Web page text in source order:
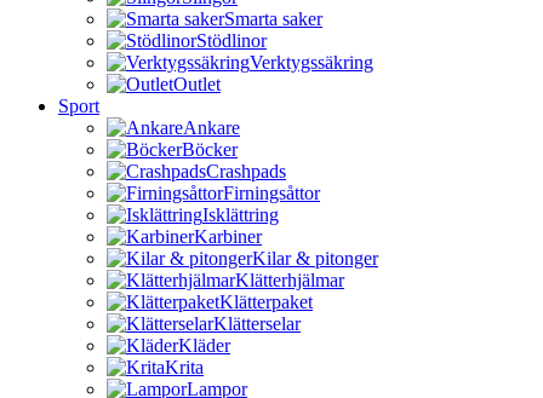
Smarta saker
Stödlinor
Verktygssäkring
Outlet
Sport
Ankare
Böcker
Crashpads
Firningsåttor
Isklättring
Karbiner
Kilar & pitonger
Klätterhjälmar
Klätterpaket
Klätterselar
Kläder
Krita
Lampor